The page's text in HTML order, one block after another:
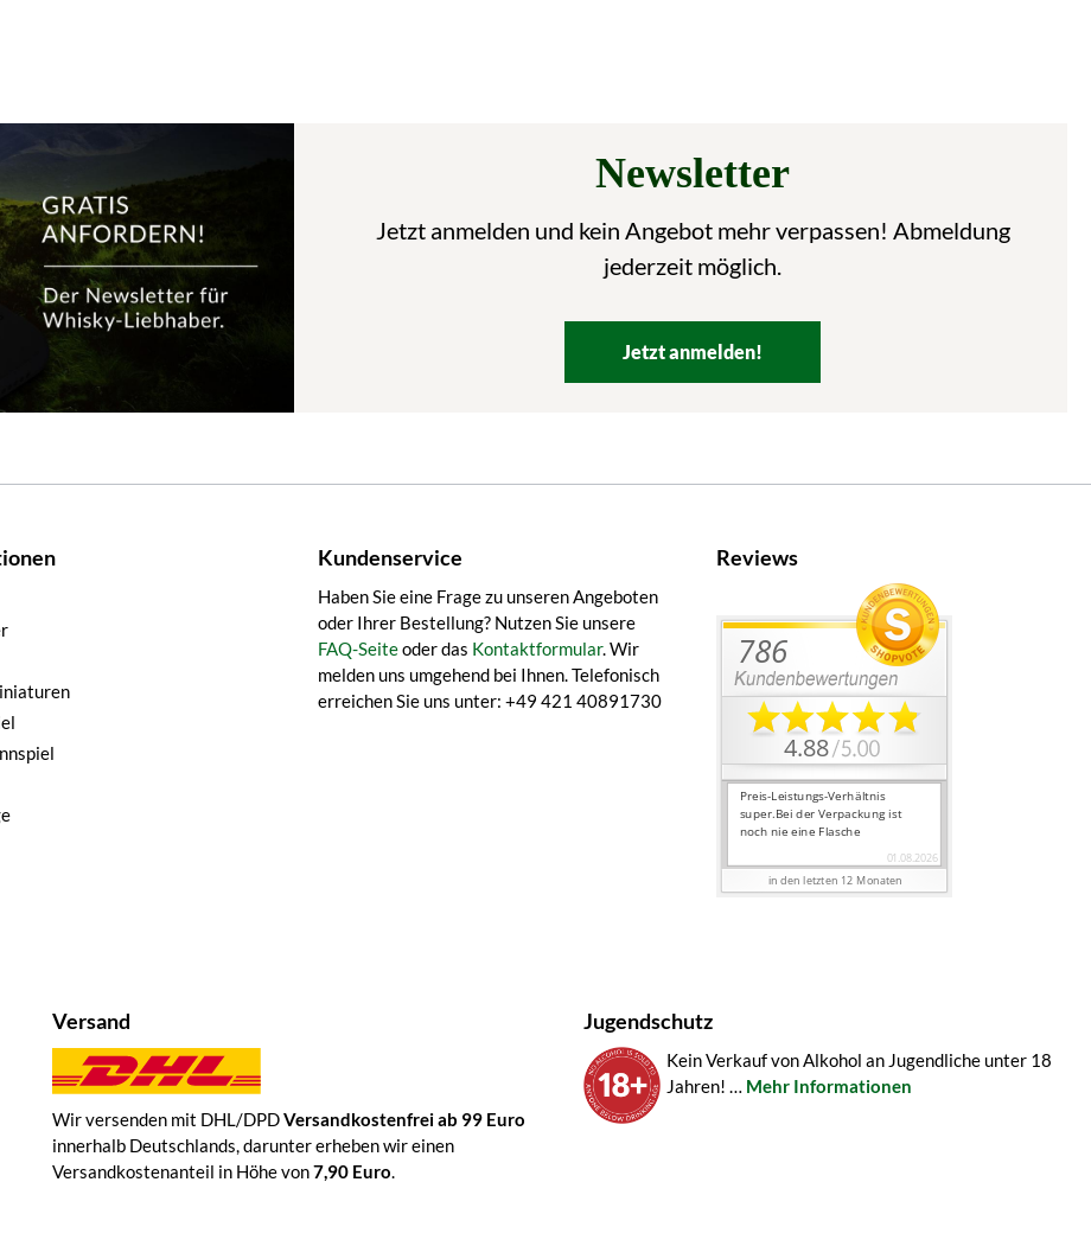
Newsletter
Jetzt anmelden und kein Angebot mehr verpassen! Abmeldung
jederzeit möglich.
Jetzt anmelden!
Kundenservice
Haben Sie eine Frage zu unseren Angeboten
oder Ihrer Bestellung? Nutzen Sie unsere
FAQ-Seiteoder das Kontaktformular. Wir
melden uns umgehend bei Ihnen. Telefonisch
erreichen Sie uns unter: +49 421 40891730
Reviews
Versand
Wir versenden mit DHL/DPDVersandkostenfrei ab 99 Euro
innerhalb Deutschlands, darunter erheben wir einen
Versandkostenanteil in Höhe von7,90 Euro.
Jugendschutz
Kein Verkauf von Alkohol an Jugendliche unter 18
Jahren! … Mehr Informationen